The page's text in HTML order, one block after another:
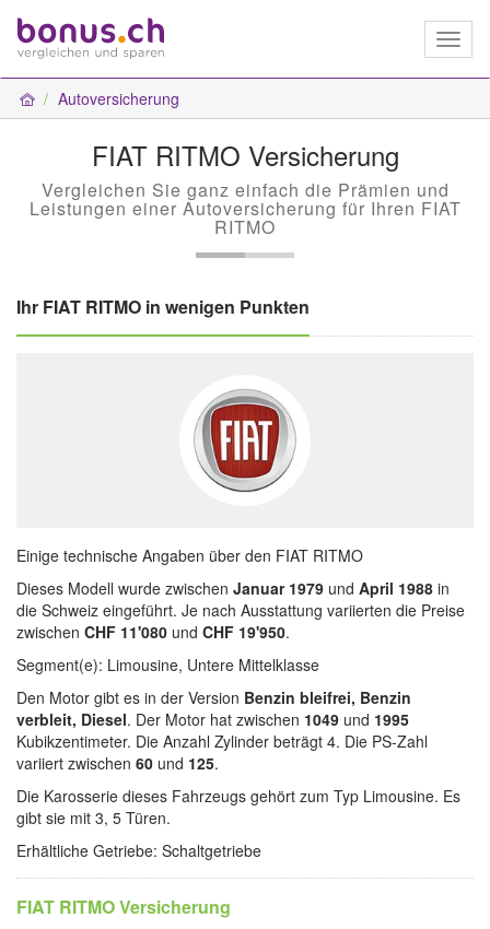
Autoversicherung
FIAT RITMO Versicherung
Vergleichen Sie ganz einfach die Prämien und
Leistungen einer Autoversicherung für Ihren FIAT
RITMO
Ihr FIAT RITMO in wenigen Punkten
Einige technische Angaben über den FIAT RITMO
Dieses Modell wurde zwischen Januar 1979 und April 1988 in
die Schweiz eingeführt. Je nach Ausstattung variierten die Preise
zwischen CHF 11'080 und CHF 19'950.
Segment(e): Limousine, Untere Mittelklasse
Den Motor gibt es in der Version Benzin bleifrei, Benzin
verbleit, Diesel. Der Motor hat zwischen 1049 und 1995
Kubikzentimeter. Die Anzahl Zylinder beträgt 4. Die PS-Zahl
variiert zwischen 60 und 125.
Die Karosserie dieses Fahrzeugs gehört zum Typ Limousine. Es
gibt sie mit 3, 5 Türen.
Erhältliche Getriebe: Schaltgetriebe
FIAT RITMO Versicherung